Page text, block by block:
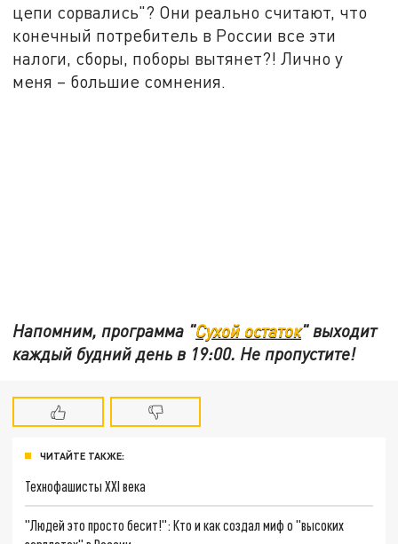
цепи сорвались"? Они реально считают, что
конечный потребитель в России все эти
налоги, сборы, поборы вытянет?! Лично у
меня – большие сомнения.
Напомним, программа "Сухой остаток" выходит
каждый будний день в 19:00. Не пропустите!
ЧИТАЙТЕ ТАКЖЕ:
Технофашисты XXI века
"Людей это просто бесит!": Кто и как создал миф о "высоких